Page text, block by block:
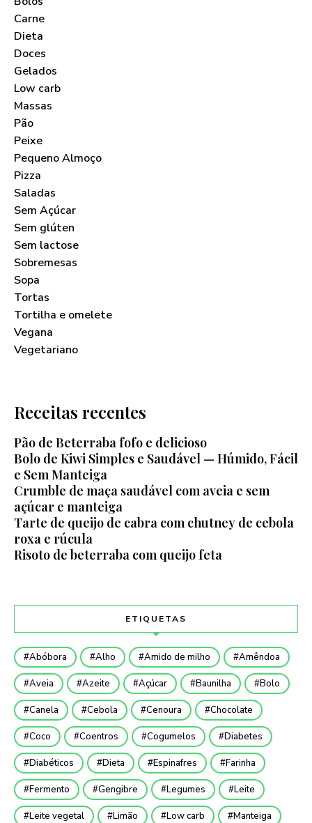
Carne
Dieta
Doces
Gelados
Low carb
Massas
Pão
Peixe
Pequeno Almoço
Pizza
Saladas
Sem Açúcar
Sem glúten
Sem lactose
Sobremesas
Sopa
Tortas
Tortilha e omelete
Vegana
Vegetariano
Receitas recentes
Pão de Beterraba fofo e delicioso
Bolo de Kiwi Simples e Saudável — Húmido, Fácil
e Sem Manteiga
Crumble de maça saudável com aveia e sem
açúcar e manteiga
Tarte de queijo de cabra com chutney de cebola
roxa e rúcula
Risoto de beterraba com queijo feta
ETIQUETAS
Abóbora Alho Amido de milho Amêndoa
Aveia Azeite Açúcar Baunilha Bolo
Canela Cebola Cenoura Chocolate
Coco Coentros Cogumelos Diabetes
Diabéticos Dieta Espinafres Farinha
Fermento Gengibre Legumes Leite
Leite vegetal Limão Low carb Manteiga